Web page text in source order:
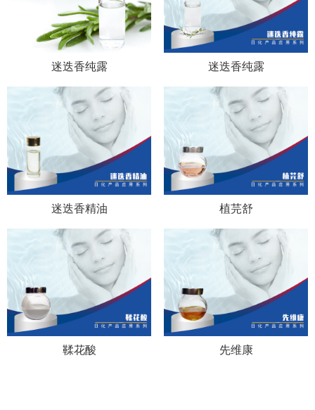
迷迭香纯露 迷迭香纯露
迷迭香精油 植芫舒
鞣花酸 先维康